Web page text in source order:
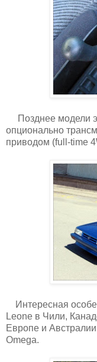
Позднее модели
опционально
приводом (full-time
Интересная
Leone в Чили,
Европе и
Omega.